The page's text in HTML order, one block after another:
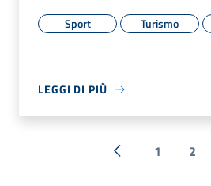
Sport Turismo
LEGGI DI PIÙ
« Precedente
1 2